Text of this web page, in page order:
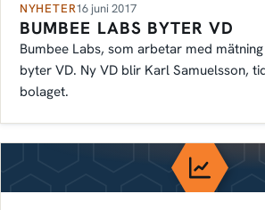
NYHETER16 juni 2017
BUMBEE LABS BYTER VD
Bumbee Labs, som arbetar med
byter VD. Ny VD blir Karl Samuelsson,
bolaget.